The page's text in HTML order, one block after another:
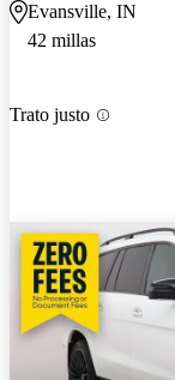
Evansville, IN
42 millas
Trato justo